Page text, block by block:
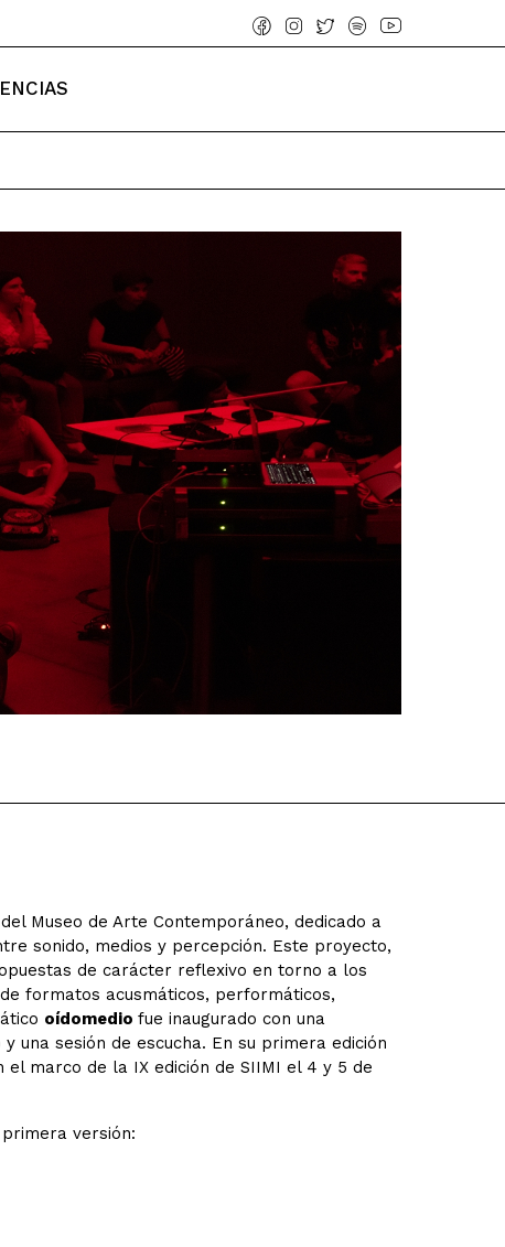
Museo de Arte Contemporáneo, dedicado a
sonido, medios y percepción. Este proyecto,
de carácter reflexivo en torno a los
formatos acusmáticos, performáticos,
oídomedio fue inaugurado con una
una sesión de escucha. En su primera edición
marco de la IX edición de SIIMI el 4 y 5 de
versión: